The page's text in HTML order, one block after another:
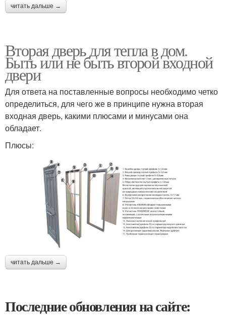
читать дальше →
Вторая дверь для тепла в дом.
Быть или не быть второй входной
двери
Для ответа на поставленные вопросы необходимо четко
определиться, для чего же в принципе нужна вторая
входная дверь, какими плюсами и минусами она
обладает.
Плюсы:
читать дальше →
Последние обновления на сайте: